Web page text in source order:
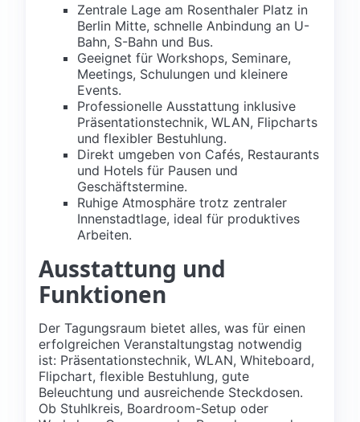
Zentrale Lage am Rosenthaler Platz in
Berlin Mitte, schnelle Anbindung an U-
Bahn, S-Bahn und Bus.
Geeignet für Workshops, Seminare,
Meetings, Schulungen und kleinere
Events.
Professionelle Ausstattung inklusive
Präsentationstechnik, WLAN, Flipcharts
und flexibler Bestuhlung.
Direkt umgeben von Cafés, Restaurants
und Hotels für Pausen und
Geschäftstermine.
Ruhige Atmosphäre trotz zentraler
Innenstadtlage, ideal für produktives
Arbeiten.
Ausstattung und
Funktionen
Der Tagungsraum bietet alles, was für einen
erfolgreichen Veranstaltungstag notwendig
ist: Präsentationstechnik, WLAN, Whiteboard,
Flipchart, flexible Bestuhlung, gute
Beleuchtung und ausreichende Steckdosen.
Ob Stuhlkreis, Boardroom-Setup oder